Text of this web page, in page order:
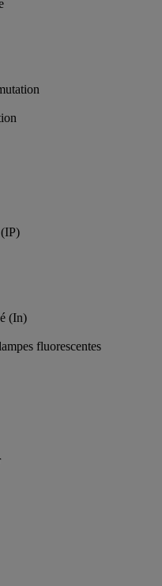
(In)
fluorescentes